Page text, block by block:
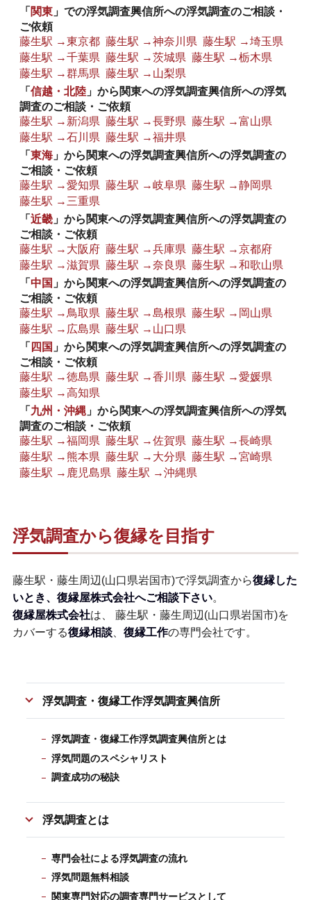
「関東 」での浮気調査興信所への浮気調査のご相談・
ご依頼
藤生駅 →東京都 藤生駅 →神奈川県 藤生駅 →埼玉県
藤生駅 →千葉県 藤生駅 →茨城県 藤生駅 →栃木県
藤生駅 →群馬県 藤生駅 →山梨県
「信越・北陸 」から関東への浮気調査興信所への浮気
調査のご相談・ご依頼
藤生駅 →新潟県 藤生駅 →長野県 藤生駅 →富山県
藤生駅 →石川県 藤生駅 →福井県
「東海 」から関東への浮気調査興信所への浮気調査の
ご相談・ご依頼
藤生駅 →愛知県 藤生駅 →岐阜県 藤生駅 →静岡県
藤生駅 →三重県
「近畿 」から関東への浮気調査興信所への浮気調査の
ご相談・ご依頼
藤生駅 →大阪府 藤生駅 →兵庫県 藤生駅 →京都府
藤生駅 →滋賀県 藤生駅 →奈良県 藤生駅 →和歌山県
「中国 」から関東への浮気調査興信所への浮気調査の
ご相談・ご依頼
藤生駅 →鳥取県 藤生駅 →島根県 藤生駅 →岡山県
藤生駅 →広島県 藤生駅 →山口県
「四国 」から関東への浮気調査興信所への浮気調査の
ご相談・ご依頼
藤生駅 →徳島県 藤生駅 →香川県 藤生駅 →愛媛県
藤生駅 →高知県
「九州・沖縄 」から関東への浮気調査興信所への浮気
調査のご相談・ご依頼
藤生駅 →福岡県 藤生駅 →佐賀県 藤生駅 →長崎県
藤生駅 →熊本県 藤生駅 →大分県 藤生駅 →宮崎県
藤生駅 →鹿児島県 藤生駅 →沖縄県
浮気調査から復縁を目指す
藤生駅・藤生周辺(山口県岩国市)で浮気調査から復縁した
いとき、復縁屋株式会社へご相談下さい。
復縁屋株式会社は、 藤生駅・藤生周辺(山口県岩国市)を
カバーする復縁相談 復縁工作の専門会社です。
浮気調査・復縁工作浮気調査興信所
浮気調査・復縁工作浮気調査興信所とは
浮気問題のスペシャリスト
調査成功の秘訣
浮気調査とは
専門会社による浮気調査の流れ
浮気問題無料相談
関東専門対応の調査専門サービスとして